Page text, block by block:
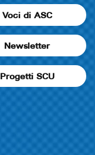
Voci di ASC
Newsletter
Progetti SCU